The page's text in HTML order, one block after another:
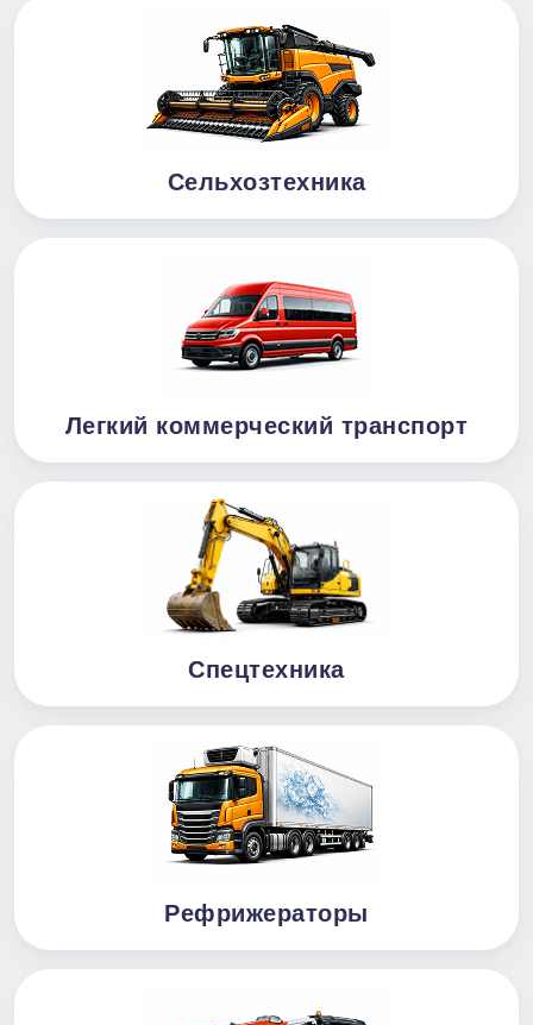
Сельхозтехника
Легкий коммерческий транспорт
Спецтехника
Рефрижераторы